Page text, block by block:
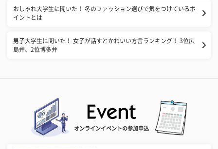
おしゃれ大学生に聞いた！ 冬のファッション選びで気をつけているポ
イントとは
男子大学生に聞いた！ 女子が話すとかわいい方言ランキング！ 3位広
島弁、2位博多弁
オンラインイベントの参加申込